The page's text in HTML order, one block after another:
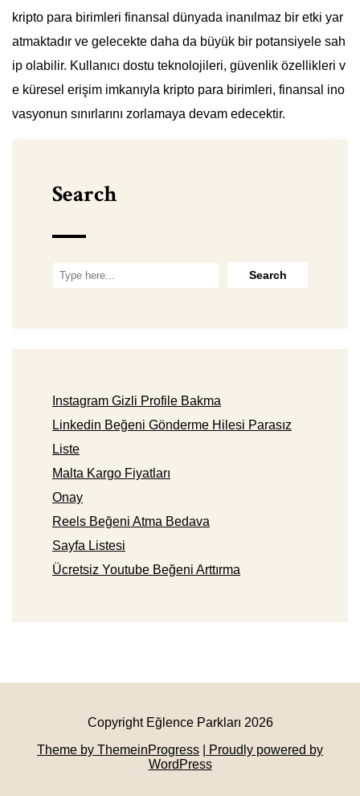
kripto para birimleri finansal dünyada inanılmaz bir etki yar
atmaktadır ve gelecekte daha da büyük bir potansiyele sah
ip olabilir. Kullanıcı dostu teknolojileri, güvenlik özellikleri v
e küresel erişim imkanıyla kripto para birimleri, finansal ino
vasyonun sınırlarını zorlamaya devam edecektir.
Search
Instagram Gizli Profile Bakma
Linkedin Beğeni Gönderme Hilesi Parasız
Liste
Malta Kargo Fiyatları
Onay
Reels Beğeni Atma Bedava
Sayfa Listesi
Ücretsiz Youtube Beğeni Arttırma
Copyright Eğlence Parkları 2026
Theme by ThemeinProgress
| Proudly powered by
WordPress